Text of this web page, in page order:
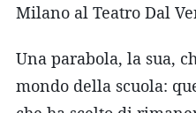
Milano al Teatro Dal
Una parabola, la sua,
mondo della scuola: